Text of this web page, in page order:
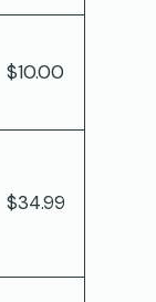
$10.00
$34.99